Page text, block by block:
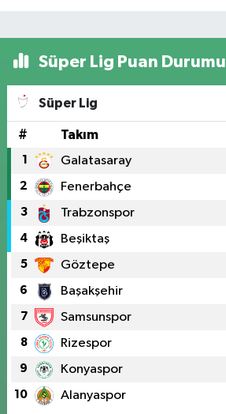
Süper Lig Puan Durumu
Süper Lig
# Takım
1 Galatasaray
2 Fenerbahçe
3 Trabzonspor
4 Beşiktaş
5 Göztepe
6 Başakşehir
7 Samsunspor
8 Rizespor
9 Konyaspor
10 Alanyaspor